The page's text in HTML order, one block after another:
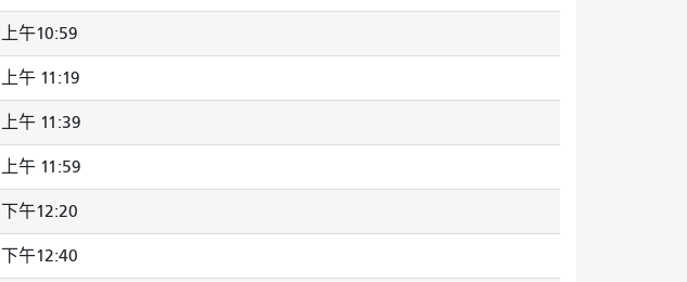
上午10:59
上午 11:19
上午 11:39
上午 11:59
下午12:20
下午12:40